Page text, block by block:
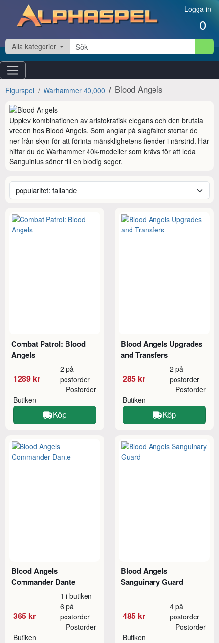
Hoppa till innehåll Logga in
0
Alla kategorier
Figurspel Warhammer 40,000 Blood Angels
Upplev kombinationen av aristokratisk elegans och den brutala
vreden hos Blood Angels. Som änglar på slagfältet störtar de
ner från skyn för att förinta mänsklighetens fiender i närstrid. Här
hittar du de Warhammer 40k-modeller som krävs för att leda
Sanguinius söner till en blodig seger.
Combat Patrol: Blood
Angels
1289 kr
2 på
postorder
Butiken
Postorder
Köp
Blood Angels Upgrades
and Transfers
285 kr
2 på
postorder
Butiken
Postorder
Köp
Blood Angels
Commander Dante
365 kr
1 i butiken
6 på
postorder
Butiken
Postorder
Blood Angels
Sanguinary Guard
485 kr
4 på
postorder
Butiken
Postorder